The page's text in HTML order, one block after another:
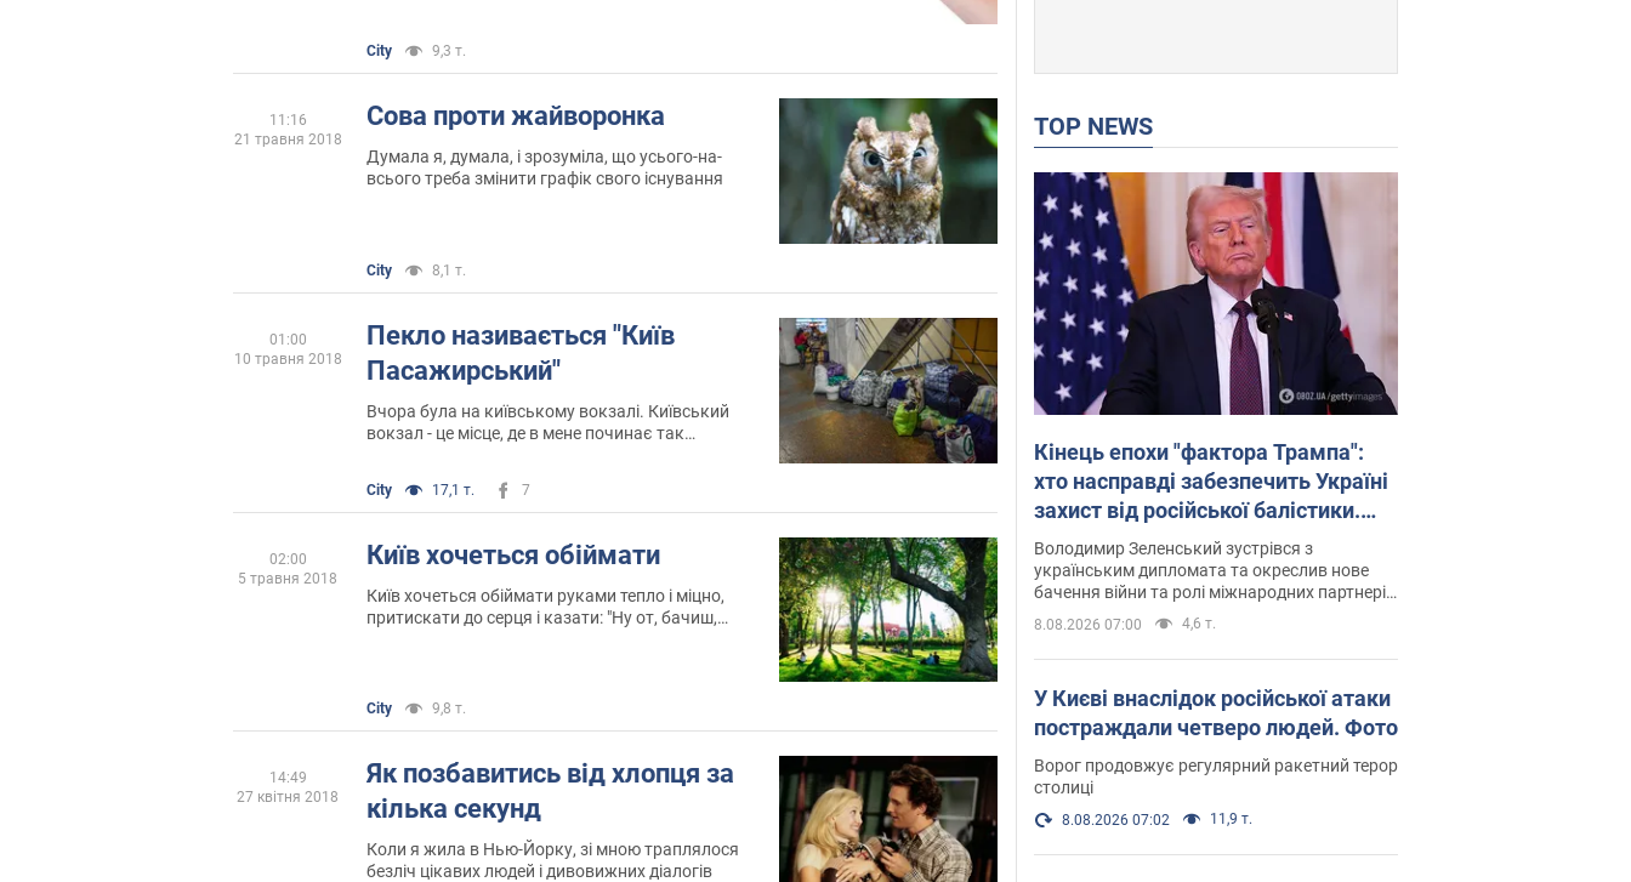
City 9,3 т.
Сова проти жайворонка
Думала я, думала, і зрозуміла, що усього-на-
всього треба змінити графік свого існування
City 8,1 т.
11:16
21 травня 2018
Пекло називається "Київ
Пасажирський"
Вчора була на київському вокзалі. Київський
вокзал - це місце, де в мене починає так
City 17,1 т. 7
01:00
10 травня 2018
Київ хочеться обіймати
Київ хочеться обіймати руками тепло і міцно,
притискати до серця і казати: "Ну от, бачиш,
City 9,8 т.
02:00
5 травня 2018
Як позбавитись від хлопця за
кілька секунд
Коли я жила в Нью-Йорку, зі мною траплялося
безліч цікавих людей і дивовижних діалогів
14:49
27 квітня 2018
TOP NEWS
Кінець епохи "фактора Трампа":
хто насправді забезпечить Україні
захист від російської балістики.
Інтерв’ю з Безсмертним
Володимир Зеленський зустрівся з
українським дипломата та окреслив нове
бачення війни та ролі міжнародних партнерів
у боротьбі з Росією
8.08.2026 07:00 4,6 т.
У Києві внаслідок російської атаки
постраждали четверо людей. Фото
Ворог продовжує регулярний ракетний терор
столиці
8.08.2026 07:02 11,9 т.